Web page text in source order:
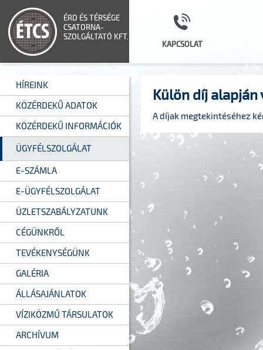
ÉRD ÉS TÉRSÉGE
CSATORNA-
SZOLGÁLTATÓ KFT.
KAPCSOLAT
HÍREINK
KÖZÉRDEKŰ ADATOK
KÖZÉRDEKŰ INFORMÁCIÓK
ÜGYFÉLSZOLGÁLAT
E-SZÁMLA
E-ÜGYFÉLSZOLGÁLAT
ÜZLETSZABÁLYZATUNK
CÉGÜNKRŐL
TEVÉKENYSÉGÜNK
GALÉRIA
ÁLLÁSAJÁNLATOK
VÍZIKÖZMŰ TÁRSULATOK
ARCHÍVUM
Külön díj
A díjak megtekintéséhez